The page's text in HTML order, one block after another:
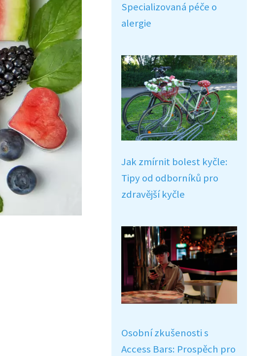
Specializovaná péče o
alergie
Jak zmírnit bolest kyčle:
Tipy od odborníků pro
zdravější kyčle
Osobní zkušenosti s
Access Bars: Prospěch pro